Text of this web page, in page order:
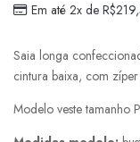
Em até 2x de R$
Saia longa
cintura baixa, com
Modelo veste tamanho